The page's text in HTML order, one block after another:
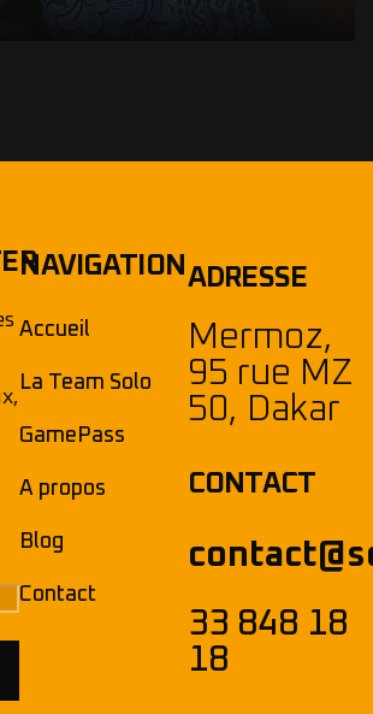
NAVIGATION
Accueil
La Team Solo
GamePass
A propos
Blog
Contact
ADRESSE
Mermoz,
95 rue MZ
50, Dakar
CONTACT
33 848 18
18